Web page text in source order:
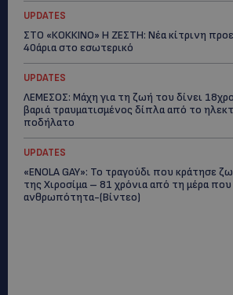
UPDATES
ΣΤΟ «ΚΟΚΚΙΝΟ» Η ΖΕΣΤΗ: Νέα κίτρινη
40άρια στο εσωτερικό
UPDATES
ΛΕΜΕΣΟΣ: Μάχη για τη ζωή του δίνει
βαριά τραυματισμένος δίπλα από το
ποδήλατο
UPDATES
«ENOLA GAY»: Το τραγούδι που κράτησε
της Χιροσίμα – 81 χρόνια από τη μέρα
ανθρωπότητα-(Bίντεο)